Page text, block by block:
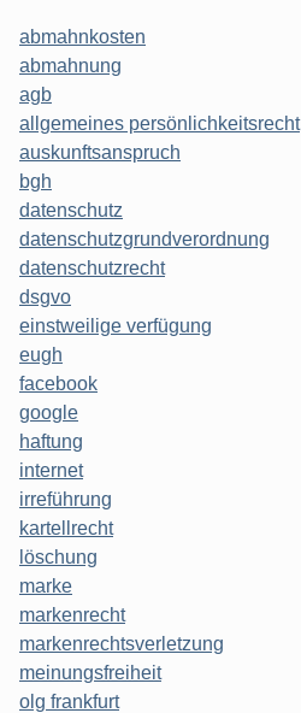
abmahnkosten
abmahnung
agb
allgemeines persönlichkeitsrecht
auskunftsanspruch
bgh
datenschutz
datenschutzgrundverordnung
datenschutzrecht
dsgvo
einstweilige verfügung
eugh
facebook
google
haftung
internet
irreführung
kartellrecht
löschung
marke
markenrecht
markenrechtsverletzung
meinungsfreiheit
olg frankfurt